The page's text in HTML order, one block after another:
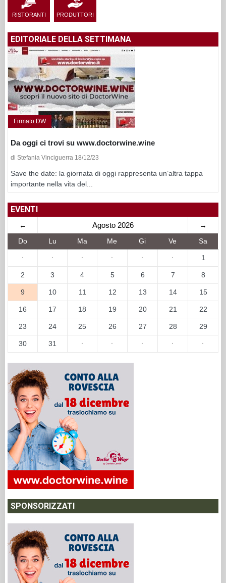
RISTORANTI PRODUTTORI
EDITORIALE DELLA SETTIMANA
Firmato DW
Da oggi ci trovi su www.doctorwine.wine
di Stefania Vinciguerra 18/12/23
Save the date: la giornata di oggi rappresenta un’altra tappa
importante nella vita del...
EVENTI
← Agosto 2026 →
Do Lu Ma Me Gi Ve Sa
· · · · · · 1
2 3 4 5 6 7 8
9 10 11 12 13 14 15
16 17 18 19 20 21 22
23 24 25 26 27 28 29
30 31 · · · · ·
SPONSORIZZATI